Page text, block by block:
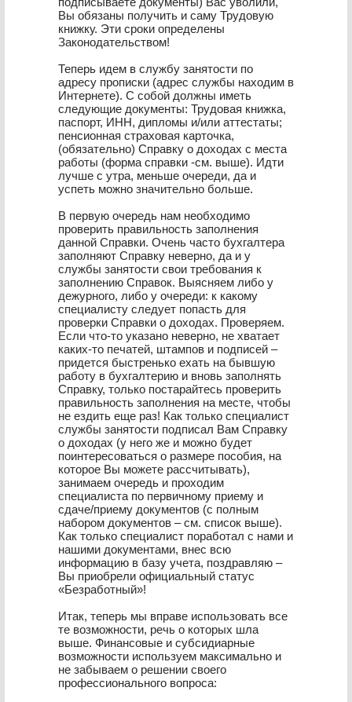
Вы обязаны получить и саму Трудовую
книжку. Эти сроки определены
Законодательством!
Теперь идем в службу занятости по
адресу прописки (адрес службы находим в
Интернете). С собой должны иметь
следующие документы: Трудовая книжка,
паспорт, ИНН, дипломы и/или аттестаты;
пенсионная страховая карточка,
(обязательно) Справку о доходах с места
работы (форма справки -см. выше). Идти
лучше с утра, меньше очереди, да и
успеть можно значительно больше.
В первую очередь нам необходимо
проверить правильность заполнения
данной Справки. Очень часто бухгалтера
заполняют Справку неверно, да и у
службы занятости свои требования к
заполнению Справок. Выясняем либо у
дежурного, либо у очереди: к какому
специалисту следует попасть для
проверки Справки о доходах. Проверяем.
Если что-то указано неверно, не хватает
каких-то печатей, штампов и подписей –
придется быстренько ехать на бывшую
работу в бухгалтерию и вновь заполнять
Справку, только постарайтесь проверить
правильность заполнения на месте, чтобы
не ездить еще раз! Как только специалист
службы занятости подписал Вам Справку
о доходах (у него же и можно будет
поинтересоваться о размере пособия, на
которое Вы можете рассчитывать),
занимаем очередь и проходим
специалиста по первичному приему и
сдаче/приему документов (с полным
набором документов – см. список выше).
Как только специалист поработал с нами и
нашими документами, внес всю
информацию в базу учета, поздравляю –
Вы приобрели официальный статус
«Безработный»!
Итак, теперь мы вправе использовать все
те возможности, речь о которых шла
выше. Финансовые и субсидиарные
возможности используем максимально и
не забываем о решении своего
профессионального вопроса: